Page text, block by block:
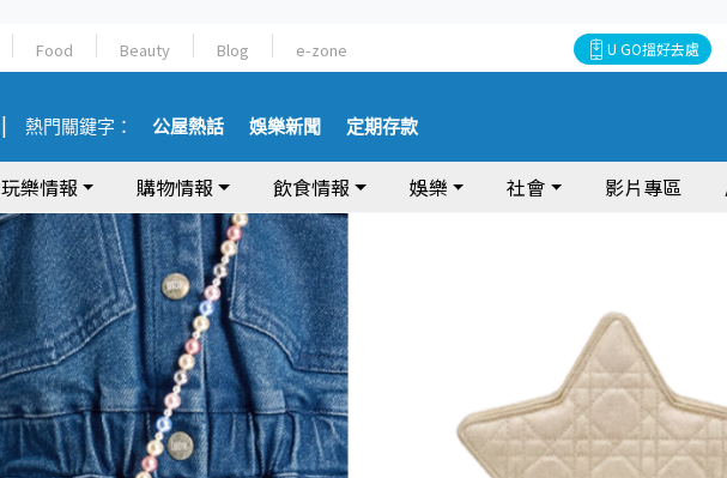
Food Beauty Blog e-zone U GO搵好去處
熱門關鍵字： 公屋熱話 娛樂新聞 定期存款
玩樂情報 購物情報 飲食情報 娛樂 社會 影片專區